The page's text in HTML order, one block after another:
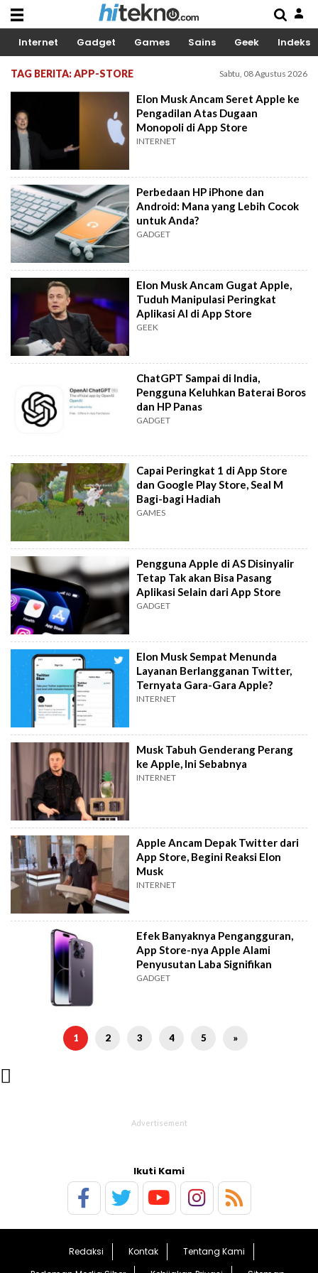
Internet Gadget Games Sains Geek Indeks
TAG BERITA: APP-STORE Sabtu, 08 Agustus 2026
Elon Musk Ancam Seret Apple ke
Pengadilan Atas Dugaan
Monopoli di App Store
INTERNET
Perbedaan HP iPhone dan
Android: Mana yang Lebih Cocok
untuk Anda?
GADGET
Elon Musk Ancam Gugat Apple,
Tuduh Manipulasi Peringkat
Aplikasi AI di App Store
GEEK
ChatGPT Sampai di India,
Pengguna Keluhkan Baterai Boros
dan HP Panas
GADGET
Capai Peringkat 1 di App Store
dan Google Play Store, Seal M
Bagi-bagi Hadiah
GAMES
Pengguna Apple di AS Disinyalir
Tetap Tak akan Bisa Pasang
Aplikasi Selain dari App Store
GADGET
Elon Musk Sempat Menunda
Layanan Berlangganan Twitter,
Ternyata Gara-Gara Apple?
INTERNET
Musk Tabuh Genderang Perang
ke Apple, Ini Sebabnya
INTERNET
Apple Ancam Depak Twitter dari
App Store, Begini Reaksi Elon
Musk
INTERNET
Efek Banyaknya Pengangguran,
App Store-nya Apple Alami
Penyusutan Laba Signifikan
GADGET
1 2 3 4 5 »

Ikuti Kami
Redaksi Kontak
Tentang Kami